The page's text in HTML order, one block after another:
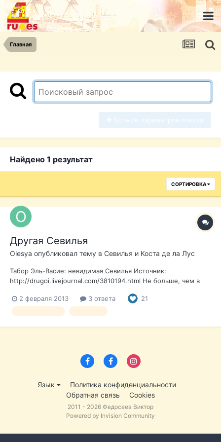
Главная
Найдено 1 результат
СОРТИРОВКА
Другая Севилья
Olesya опубликовал тему в Севилья и Коста де ла Лус
Табор Эль-Васие: невидимая Севилья Источник:
http://drugoi.livejournal.com/3810194.html Не больше, чем в
похожих на заброшенный парк, находится Эль Васие —
самое старое цыганское поселение в Европе. Первые
2 февраля 2013 3 ответа 21
Язык
Политика конфиденциальности
Обратная связь
Cookies
2011 - 2026 Федосеев Виктор
Powered by Invision Community